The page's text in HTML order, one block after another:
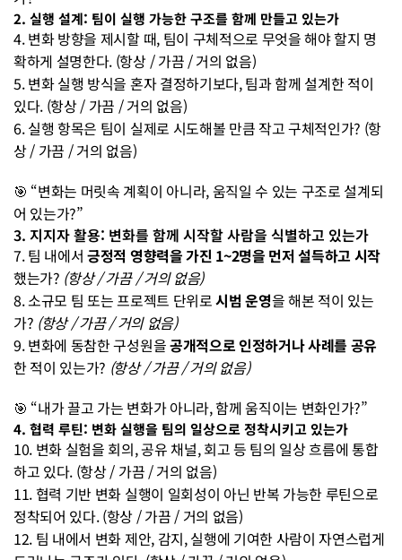
2. 실행 설계: 팀이 실행 가능한 구조를 함께 만들고 있는가
4. 변화 방향을 제시할 때, 팀이 구체적으로 무엇을 해야 할지 명
확하게 설명한다. (항상 / 가끔 / 거의 없음)
5. 변화 실행 방식을 혼자 결정하기보다, 팀과 함께 설계한 적이
있다. (항상 / 가끔 / 거의 없음)
6. 실행 항목은 팀이 실제로 시도해볼 만큼 작고 구체적인가? (항
상 / 가끔 / 거의 없음)
🎯 “변화는 머릿속 계획이 아니라, 움직일 수 있는 구조로 설계되
어 있는가?”
3. 지지자 활용: 변화를 함께 시작할 사람을 식별하고 있는가
7. 팀 내에서 긍정적 영향력을 가진 1~2명을 먼저 설득하고 시작
했는가? (항상 / 가끔 / 거의 없음)
8. 소규모 팀 또는 프로젝트 단위로 시범 운영을 해본 적이 있는
가? (항상 / 가끔 / 거의 없음)
9. 변화에 동참한 구성원을 공개적으로 인정하거나 사례를 공유
한 적이 있는가? (항상 / 가끔 / 거의 없음)
🎯 “내가 끌고 가는 변화가 아니라, 함께 움직이는 변화인가?”
4. 협력 루틴: 변화 실행을 팀의 일상으로 정착시키고 있는가
10. 변화 실험을 회의, 공유 채널, 회고 등 팀의 일상 흐름에 통합
하고 있다. (항상 / 가끔 / 거의 없음)
11. 협력 기반 변화 실행이 일회성이 아닌 반복 가능한 루틴으로
정착되어 있다. (항상 / 가끔 / 거의 없음)
12. 팀 내에서 변화 제안, 감지, 실행에 기여한 사람이 자연스럽게